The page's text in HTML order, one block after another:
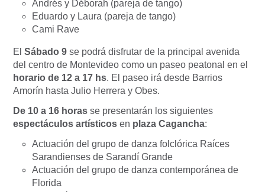
Andrés y Déborah (pareja de tango)
Eduardo y Laura (pareja de tango)
Cami Rave
El Sábado 9 se podrá disfrutar de la principal avenida
del centro de Montevideo como un paseo peatonal en el
horario de 12 a 17 hs. El paseo irá desde Barrios
Amorín hasta Julio Herrera y Obes.
De 10 a 16 horas se presentarán los siguientes
espectáculos artísticos en plaza Cagancha:
Actuación del grupo de danza folclórica Raíces
Sarandienses de Sarandí Grande
Actuación del grupo de danza contemporánea de
Florida